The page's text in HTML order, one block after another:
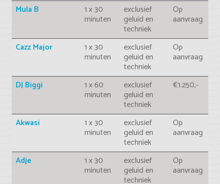
Mula B
1 x 30
minuten
exclusief
geluid en
techniek
Op
aanvraag
Cazz Major 1 x 30
minuten
exclusief
geluid en
techniek
Op
aanvraag
DJ Biggi 1 x 60
minuten
exclusief
geluid en
techniek
€1.250,-
Akwasi 1 x 30
minuten
exclusief
geluid en
techniek
Op
aanvraag
Adje 1 x 30
minuten
exclusief
geluid en
techniek
Op
aanvraag